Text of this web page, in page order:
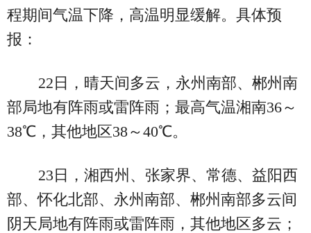
程期间气温下降，高温明显缓解。具体预
报：
22日，晴天间多云，永州南部、郴州南
部局地有阵雨或雷阵雨；最高气温湘南36～
38℃，其他地区38～40℃。
23日，湘西州、张家界、常德、益阳西
部、怀化北部、永州南部、郴州南部多云间
阴天局地有阵雨或雷阵雨，其他地区多云；